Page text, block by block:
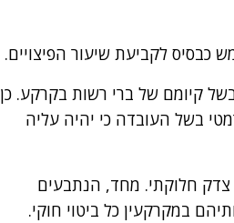
כבסיס לקביעת שיעור הפיצויים.
קיומם של ברי רשות בקרקע. כן
בשל העובדה כי יהיה עליה
חלוקתי. מחד, הנתבעים
במקרקעין כל ביטוי חוקי.